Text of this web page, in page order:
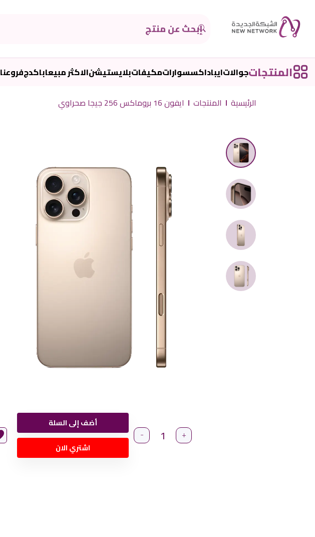
المنتجاتجوالاتايباداكسسواراتمكيفاتبلايستيشنالاكثر مبيعاباكدجفروعنا
الرئيسية المنتجات ايفون 16 بروماكس 256 جيجا صحراوي
- +
أضف إلى السلة
اشتري الان